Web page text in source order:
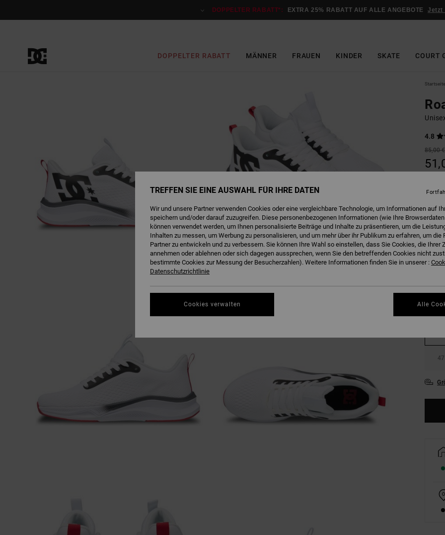
DOPPELTER RABATT*: EXTRA 25% RABATT AUF ALLE ANGEBOTE Jetzt
DOPPELTER RABATT MÄNNER FRAUEN KINDER SKATE COURT
Startseite
4.8
85,00 €
Farbe
39
47
TREFFEN SIE EINE AUSWAHL FÜR IHRE DATEN
Wir und unsere Partner verwenden Cookies oder eine vergleichbare Technologie, um Informationen auf
speichern und/oder darauf zuzugreifen. Diese personenbezogenen Informationen (wie Ihre
können verwendet werden, um Ihnen personalisierte Beiträge und Inhalte zu präsentieren, um die
Inhalten zu messen, um Werbung zu personalisieren, und um mehr über ihr Publikum zu erfahren, um die
Partner zu entwickeln und zu verbessern. Sie können Ihre Wahl so einstellen, dass Sie Cookies, die Ihrer
annehmen oder ablehnen oder sich dagegen aussprechen, wenn Sie den betreffenden Cookies nicht
bestimmte Cookies zur Messung der Besucherzahlen). Weitere Informationen finden Sie in unserer :
Datenschutzrichtlinie
Cookies verwalten Alle